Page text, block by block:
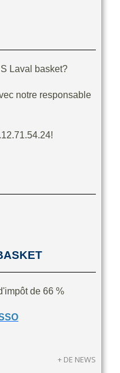
Laval basket?
notre responsable
de 66 %
+ DE NEWS